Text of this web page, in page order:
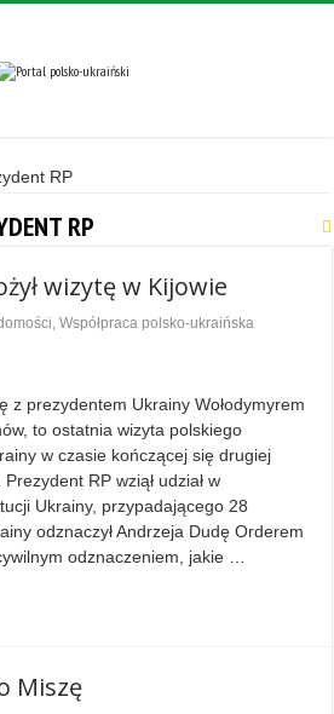
RP
RP
wizytę w Kijowie
,Współpraca polsko-ukraińska
z prezydentem Ukrainy Wołodymyrem
to ostatnia wizyta polskiego
w czasie kończącej się drugiej
RP wziął udział w
Ukrainy, przypadającego 28
odznaczył Andrzeja Dudę Orderem
odznaczeniem, jakie …
Miszę